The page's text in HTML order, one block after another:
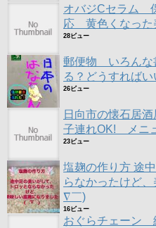
オバジCセラム
応 黄色くなった
28ビュー
郵便物 いろんな
る？どうすればい
26ビュー
日向市の懐石居
子連れOK! メニ
23ビュー
塩麹の作り方 途
らなかったけど
∇￣)
16ビュー
おぐらチェーン